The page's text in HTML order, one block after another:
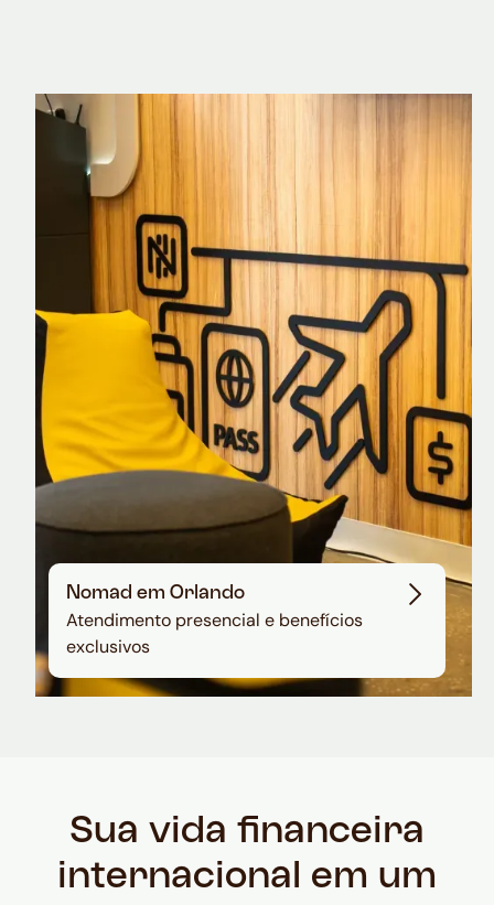
Nomad Explorer
Cartão de crédito brasileiro com cashback
em dólar
Nomad em Orlando
Atendimento presencial e benefícios
exclusivos
Sua vida financeira
internacional em um